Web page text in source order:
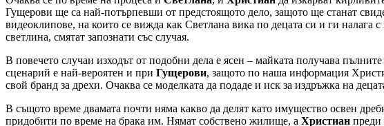
Гущерови ще са най-потърпевши от предстоящото дело, защото ще станат
видеоклипове, на които се вижда как Светлана вика по децата си и ги налага
светлина, смятат запознати със случая.
В повечето случаи изходът от подобни дела е ясен – майката получава
сценарий е най-вероятен и при Гущерови, защото по наша информация
свой бранд за дрехи. Очаква се моделката да подаде и иск за издръжка на
B същото време двамата почти няма какво да делят като имущество освен
придобити по време на брака им. Нямат собствено жилище, а Христиан преди